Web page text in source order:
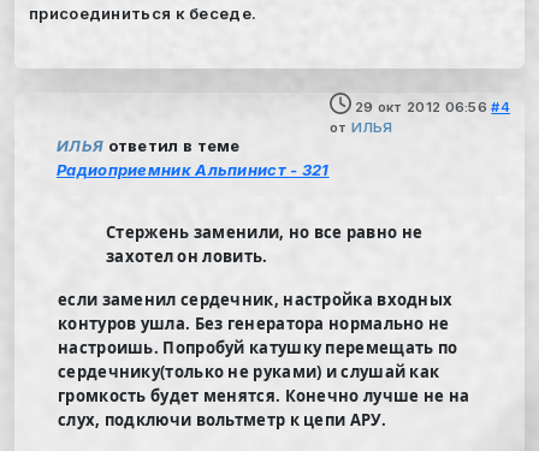
присоединиться к беседе.
29 окт 2012 06:56 #4
от ИЛЬЯ
ИЛЬЯ ответил в теме
Радиоприемник Альпинист - 321
Стержень заменили, но все равно не
захотел он ловить.
если заменил сердечник, настройка входных
контуров ушла. Без генератора нормально не
настроишь. Попробуй катушку перемещать по
сердечнику(только не руками) и слушай как
громкость будет менятся. Конечно лучше не на
слух, подключи вольтметр к цепи АРУ.